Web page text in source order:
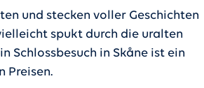
und stecken voller Geschichten
spukt durch die uralten
Schlossbesuch in Skåne ist ein
Preisen.